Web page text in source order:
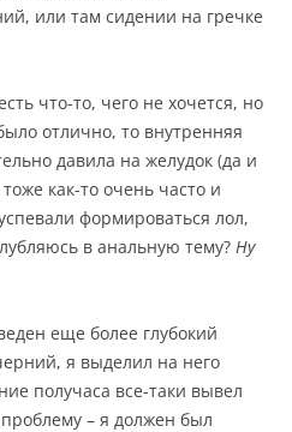
или там сидении на гречке
что-то, чего не хочется, но
отлично, то внутренняя
давила на желудок (да и
как-то очень часто и
формироваться лол,
в анальную тему? Ну
еще более глубокий
я выделил на него
получаса все-таки вывел
– я должен был